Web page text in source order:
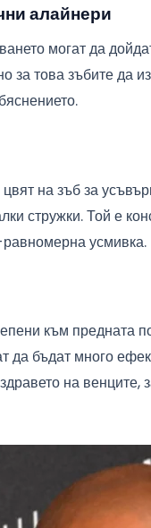
алайнери
могат да
за това зъбите
на зъб за
стружки. Той е
усмивка.
към предната
да бъдат много
на